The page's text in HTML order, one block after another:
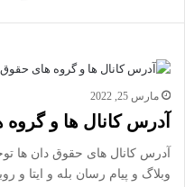
مارس 25, 2022
آدرس کانال ها و
آدرس کانال های حقوق دان ها
وبلاگ و پیام رسان بله و ایتا و